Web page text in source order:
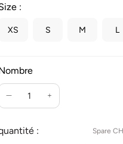
:
XS S M L
Réduire
quantité
pour
Augmente
: Spare